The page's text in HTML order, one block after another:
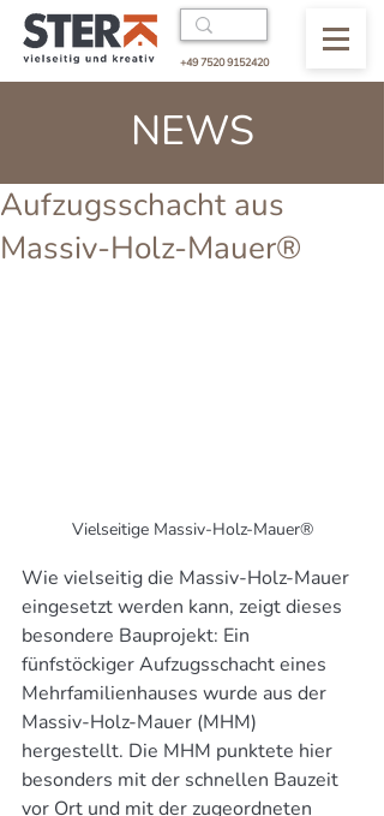
+49 7520 9152420
NEWS
Aufzugsschacht aus
Massiv-Holz-Mauer®
Vielseitige Massiv-Holz-Mauer®
Wie vielseitig die Massiv-Holz-Mauer
eingesetzt werden kann, zeigt dieses
besondere Bauprojekt: Ein
fünfstöckiger Aufzugsschacht eines
Mehrfamilienhauses wurde aus der
Massiv-Holz-Mauer (MHM)
hergestellt. Die MHM punktete hier
besonders mit der schnellen Bauzeit
vor Ort und mit der zugeordneten